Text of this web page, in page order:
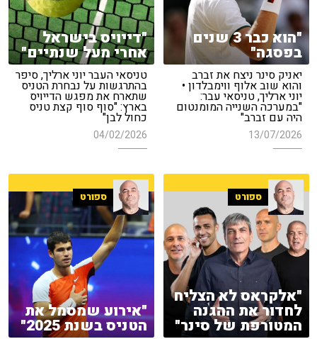
"הוא כבר 3 שנים
בפסגה"
יאניק סינר ניצח את זברב
והוא שוב אלוף ווימבלדון •
יוני ארליך, טניסאי עבר:
"במערכה השנייה המומנטום
היה עם זברב"
13/07/2026
"דייויס בישראל
אחרי מעל שנתיים"
טניסאי העבר יוני ארליך, סיפר
בהתרגשות על נבחרת הטניס
שתארח את מפגש הדייויס
בארץ: "סוף סוף קצת טניס
כחול לבן"
04/02/2026
ספורט
"אלקראס לא הצליח
לחדור את ההגנה
המטורפת של סינר"
ספורט
"אירוע שמסמל את
הטניס בשנת 2025"